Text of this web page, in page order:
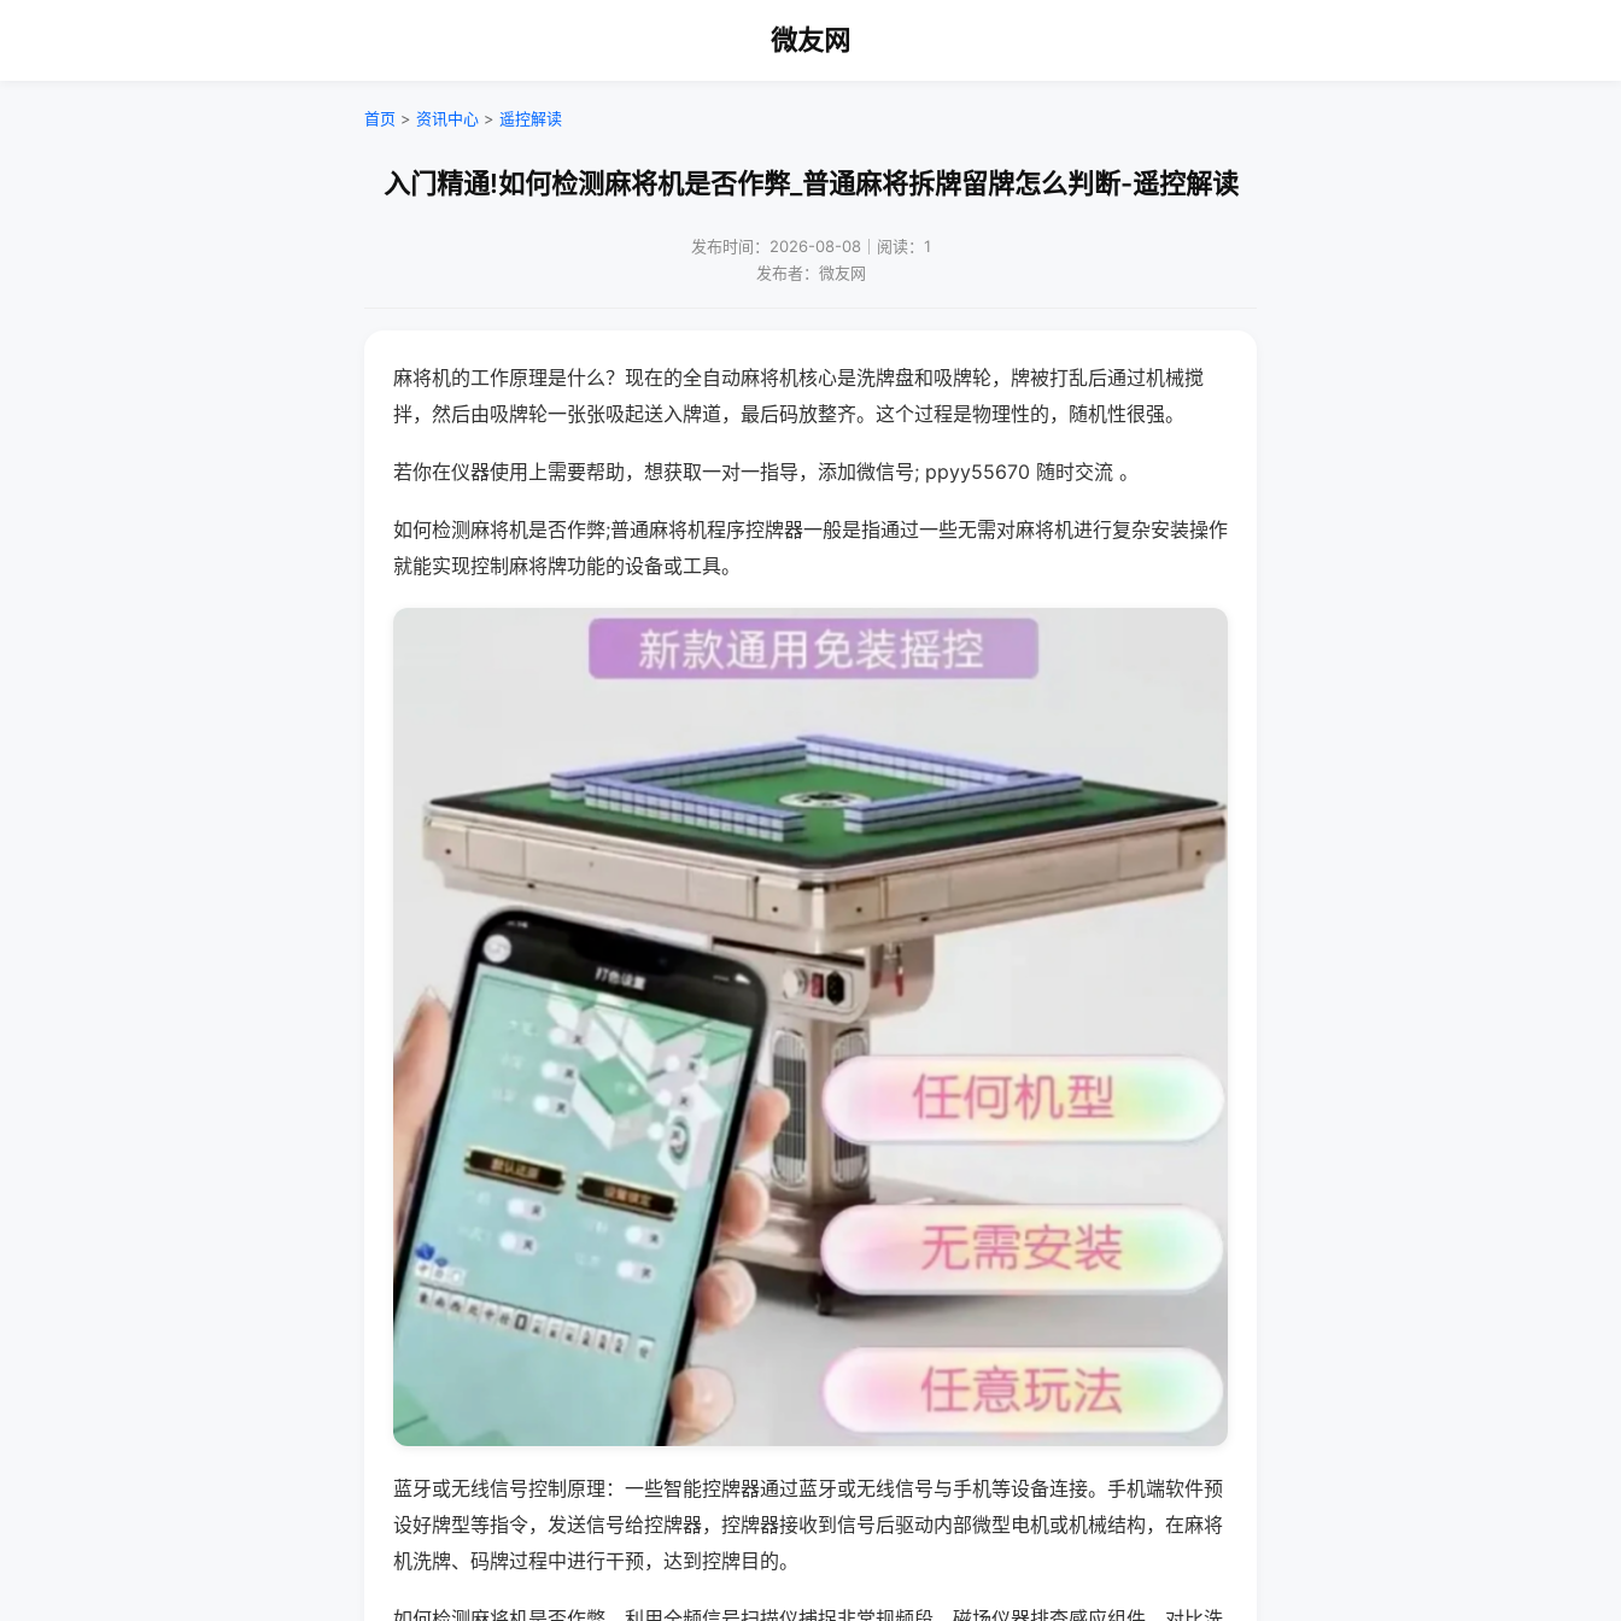
微友网
首页 > 资讯中心 > 遥控解读
入门精通!如何检测麻将机是否作弊_普通麻将拆牌留牌怎么判断-遥控解读
发布时间：2026-08-08｜阅读：1
发布者：微友网
麻将机的工作原理是什么？现在的全自动麻将机核心是洗牌盘和吸牌轮，牌被打乱后通过机械搅
拌，然后由吸牌轮一张张吸起送入牌道，最后码放整齐。这个过程是物理性的，随机性很强。
若你在仪器使用上需要帮助，想获取一对一指导，添加微信号; ppyy55670 随时交流 。
如何检测麻将机是否作弊;普通麻将机程序控牌器一般是指通过一些无需对麻将机进行复杂安装操作
就能实现控制麻将牌功能的设备或工具。
蓝牙或无线信号控制原理：一些智能控牌器通过蓝牙或无线信号与手机等设备连接。手机端软件预
设好牌型等指令，发送信号给控牌器，控牌器接收到信号后驱动内部微型电机或机械结构，在麻将
机洗牌、码牌过程中进行干预，达到控牌目的。